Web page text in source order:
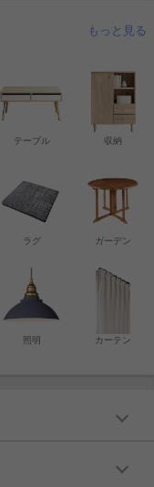
もっと見る
収納
テーブル
ラグ
カーテン
照明
ガーデン